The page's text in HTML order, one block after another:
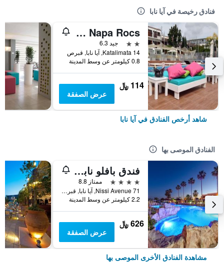
فنادق رخيصة في آيا نابا
Pambos Napa Rocs
2 نجمتين
جيد 6.3
14 Katalimata, آيا نابا, قبرص
0.8 كيلومتر عن وسط المدينة
114 ﷼
عرض الصفقة
شاهد أرخص الفنادق في آيا نابا
الفنادق الموصى بها
فندق بافلو نابا بيتش
4 نجوم
ممتاز 8.8
71 Nissi Avenue, آيا نابا, قبرص
2.2 كيلومتر عن وسط المدينة
626 ﷼
عرض الصفقة
مشاهدة الفنادق الأخرى الموصى بها